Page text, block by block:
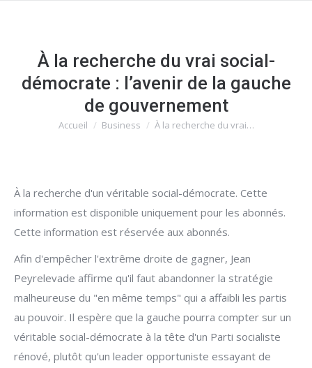
À la recherche du vrai social-
démocrate : l’avenir de la gauche
de gouvernement
Vous êtes ici :
Accueil Business À la recherche du vrai…
À la recherche d'un véritable social-démocrate. Cette
information est disponible uniquement pour les abonnés.
Cette information est réservée aux abonnés.
Afin d'empêcher l'extrême droite de gagner, Jean
Peyrelevade affirme qu'il faut abandonner la stratégie
malheureuse du "en même temps" qui a affaibli les partis
au pouvoir. Il espère que la gauche pourra compter sur un
véritable social-démocrate à la tête d'un Parti socialiste
rénové, plutôt qu'un leader opportuniste essayant de